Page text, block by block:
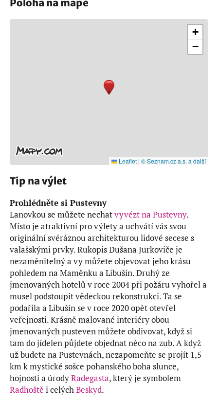
Poloha na mapě
+
−
Leaflet | © Seznam.cz a.s. a další
Tip na výlet
Prohlédněte si Pustevny
Lanovkou se můžete nechatvyvézt na Pustevny.
Místo je atraktivní pro výlety a uchvátí vás svou
originální svéráznou architekturou lidové secese s
valašskými prvky. Rukopis Dušana Jurkoviče je
nezaměnitelný a vy můžete objevovat jeho krásu
pohledem na Maměnku a Libušín. Druhý ze
jmenovaných hotelů v roce 2004 při požáru vyhořel a
musel podstoupit vědeckou rekonstrukci. Ta se
podařila a Libušín se v roce 2020 opět otevřel
veřejnosti. Krásně malované interiéry obou
jmenovaných pusteven můžete obdivovat, když si
tam do jídelen půjdete objednat něco na zub. A když
už budete na Pustevnách, nezapomeňte se projít 1,5
km k mystické sošce pohanského boha slunce,
hojnosti a úrodyRadegasta, který je symbolem
Radhoště i celýchBeskyd.